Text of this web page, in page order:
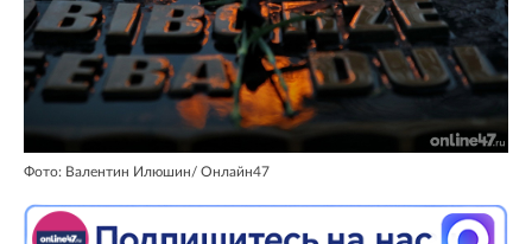
Фото: Валентин Илюшин/ Oнлайн47